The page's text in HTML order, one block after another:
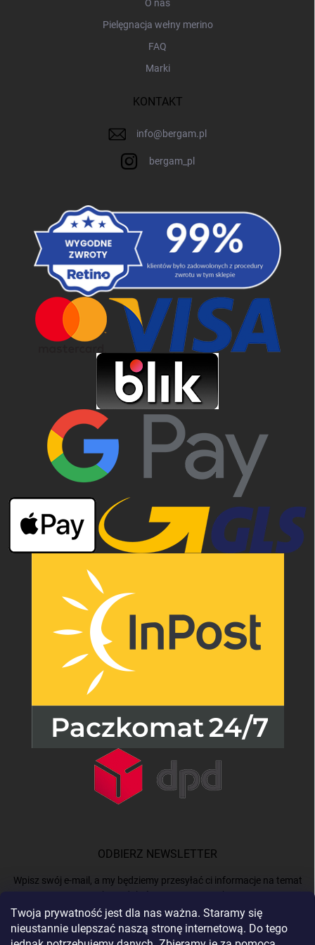
Twoja prywatność jest dla nas ważna. Staramy się
nieustannie ulepszać naszą stronę internetową. Do tego
O nas
Pielęgnacja wełny merino
FAQ
Marki
KONTAKT
info@bergam.pl
bergam_pl
ODBIERZ NEWSLETTER
Wpisz swój e-mail, a my będziemy przesyłać ci informacje na temat
nowych produktów na naszym e-shop.
E-MAIL